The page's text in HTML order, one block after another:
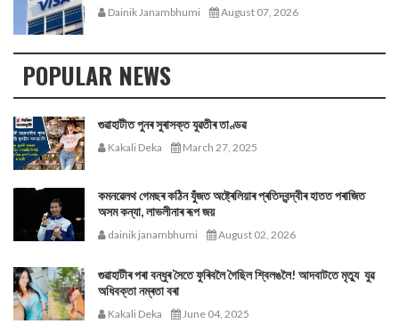
Dainik Janambhumi August 07, 2026
POPULAR NEWS
গুৱাহাটীত পুনৰ সুৰাসক্ত যুৱতীৰ তাণ্ডৱ
Kakali Deka March 27, 2025
কমনৱেলথ গেমছৰ কঠিন যুঁজত অষ্ট্ৰেলিয়াৰ প্ৰতিদ্বন্দ্বীৰ হাতত পৰাজিত
অসম কন্যা, লাভলীনাৰ ৰূপ জয়
dainik janambhumi August 02, 2026
গুৱাহাটীৰ পৰা বন্ধুৰ সৈতে ফুৰিবলৈ গৈছিল শ্বিলঙলৈ! আদবাটতে মৃত্যু যুৱ
অধিবক্তা নম্ৰতা বৰা
Kakali Deka June 04, 2025